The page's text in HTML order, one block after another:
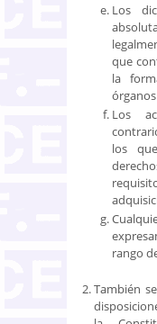
Los
que
la
Los
los
rango
También